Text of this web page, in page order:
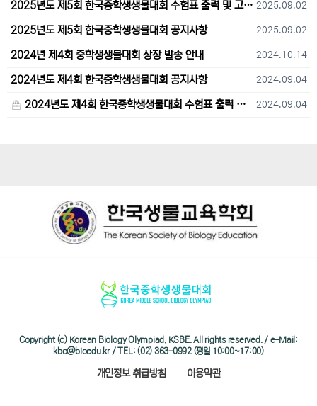
2025년도 제5회 한국중학생생물대회 수험표 출력 및 고사장 오시는 길 안내 2025.09.02
2025년도 제5회 한국중학생생물대회 공지사항 2025.09.02
2024년 제4회 중학생생물대회 상장 발송 안내 2024.10.14
2024년도 제4회 한국중학생생물대회 공지사항 2024.09.04
2024년도 제4회 한국중학생생물대회 수험표 출력 및 고사장 오시는 길 안내 2024.09.04
Copyright (c) Korean Biology Olympiad, KSBE. All rights reserved. / e-Mail:
kbo@bioedu.kr / TEL: (02) 363-0992 (평일 10:00~17:00)
개인정보 취급방침 이용약관